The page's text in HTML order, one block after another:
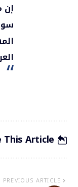
إن
This Article
PREVIOUS ARTICLE